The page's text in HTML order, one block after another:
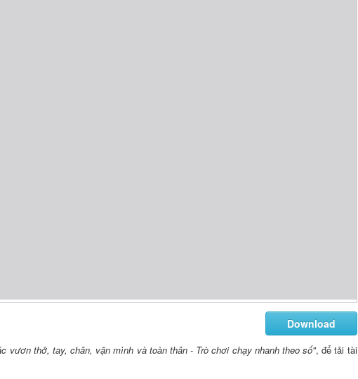
Download
vươn thở, tay, chân, vặn mình và toàn thân - Trò chơi chạy nhanh theo số", để tải tài